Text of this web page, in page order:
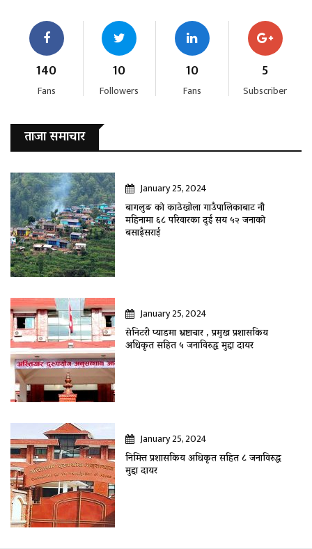
140
Fans
10
Followers
10
Fans
5
Subscriber
ताजा समाचार
January 25, 2024
बागलुङ काे काठेखोला गाउँपालिकाबाट नौ
महिनामा ६८ परिवारका दुई सय ५२ जनाकाे
बसाइँसराई
January 25, 2024
सेनिटरी प्याडमा भ्रष्टाचार , प्रमुख प्रशासकिय
अधिकृत सहित ५ जनाविरुद्ध मुद्दा दायर
January 25, 2024
निमित्त प्रशासकिय अधिकृत सहित ८ जनाविरुद्ध
मुद्दा दायर